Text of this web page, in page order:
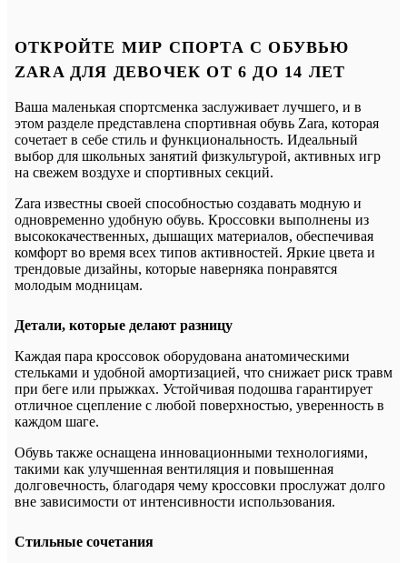
ОТКРОЙТЕ МИР СПОРТА С ОБУВЬЮ
ZARA ДЛЯ ДЕВОЧЕК ОТ 6 ДО 14 ЛЕТ
Ваша маленькая спортсменка заслуживает лучшего, и в
этом разделе представлена спортивная обувь Zara, которая
сочетает в себе стиль и функциональность. Идеальный
выбор для школьных занятий физкультурой, активных игр
на свежем воздухе и спортивных секций.
Zara известны своей способностью создавать модную и
одновременно удобную обувь. Кроссовки выполнены из
высококачественных, дышащих материалов, обеспечивая
комфорт во время всех типов активностей. Яркие цвета и
трендовые дизайны, которые наверняка понравятся
молодым модницам.
Детали, которые делают разницу
Каждая пара кроссовок оборудована анатомическими
стельками и удобной амортизацией, что снижает риск травм
при беге или прыжках. Устойчивая подошва гарантирует
отличное сцепление с любой поверхностью, уверенность в
каждом шаге.
Обувь также оснащена инновационными технологиями,
такими как улучшенная вентиляция и повышенная
долговечность, благодаря чему кроссовки прослужат долго
вне зависимости от интенсивности использования.
Стильные сочетания